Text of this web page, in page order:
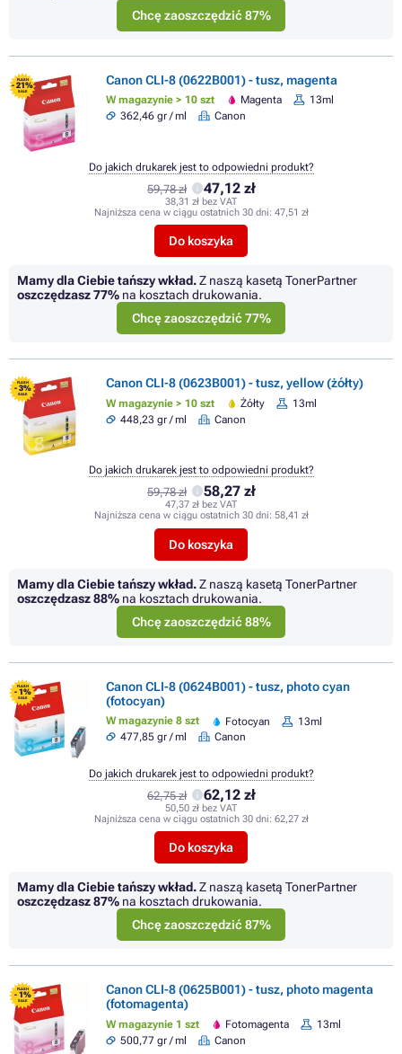
Chcę zaoszczędzić 87%
FLASH
- 21%
SALE
Canon CLI-8 (0622B001) - tusz, magenta
W magazynie > 10 szt Magenta
13ml
362,46 gr / ml
Canon
59,78 zł 47,12 zł
38,31 zł bez VAT
Najniższa cena w ciągu ostatnich 30 dni: 47,51 zł
Do koszyka
Do jakich drukarek jest to odpowiedni produkt?
Mamy dla Ciebie tańszy wkład.Z naszą kasetą TonerPartner
oszczędzasz77% na kosztach drukowania.
Chcę zaoszczędzić 77%
FLASH
- 3%
SALE
Canon CLI-8 (0623B001) - tusz, yellow (żółty)
W magazynie > 10 szt Żółty
13ml
448,23 gr / ml
Canon
59,78 zł 58,27 zł
47,37 zł bez VAT
Najniższa cena w ciągu ostatnich 30 dni: 58,41 zł
Do koszyka
Do jakich drukarek jest to odpowiedni produkt?
Mamy dla Ciebie tańszy wkład.Z naszą kasetą TonerPartner
oszczędzasz88% na kosztach drukowania.
Chcę zaoszczędzić 88%
FLASH
- 1%
SALE
Canon CLI-8 (0624B001) - tusz, photo cyan
(fotocyan)
W magazynie 8 szt Fotocyan
13ml
477,85 gr / ml
Canon
62,75 zł 62,12 zł
50,50 zł bez VAT
Najniższa cena w ciągu ostatnich 30 dni: 62,27 zł
Do koszyka
Do jakich drukarek jest to odpowiedni produkt?
Mamy dla Ciebie tańszy wkład.Z naszą kasetą TonerPartner
oszczędzasz87% na kosztach drukowania.
Chcę zaoszczędzić 87%
FLASH
- 1%
SALE
Canon CLI-8 (0625B001) - tusz, photo magenta
(fotomagenta)
W magazynie 1 szt Fotomagenta
13ml
500,77 gr / ml
Canon